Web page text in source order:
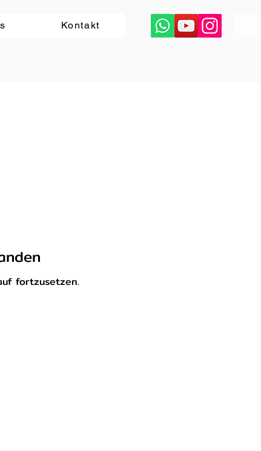
Kontakt
fortzusetzen.